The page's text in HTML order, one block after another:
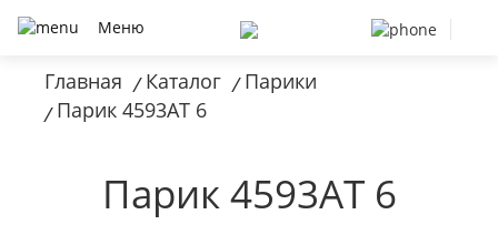
Меню
Главная / Каталог / Парики
/ Парик 4593AT 6
Парик 4593AT 6